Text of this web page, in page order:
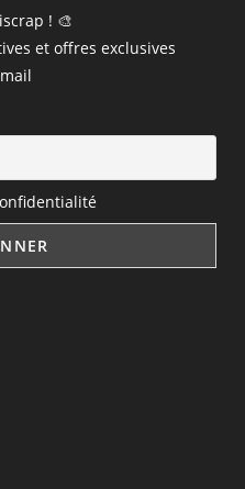
! 🎨
et offres exclusives